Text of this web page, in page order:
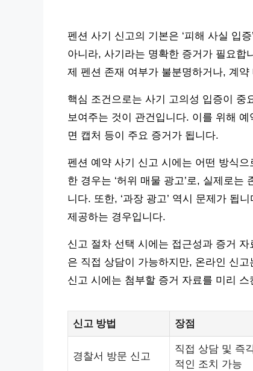
펜션 사기 신고의 기본은 ‘피해 사실 입
아니라, 사기라는 명확한 증거가 필요합
제 펜션 존재 여부가 불분명하거나, 계
핵심 조건으로는 사기 고의성 입증이 중
보여주는 것이 관건입니다. 이를 위해
면 캡처 등이 주요 증거가 됩니다.
펜션 예약 사기 신고 시에는 어떤 방식
한 경우는 ‘허위 매물 광고’로, 실제로
니다. 또한, ‘과장 광고’ 역시 문제가 됩
제공하는 경우입니다.
신고 절차 선택 시에는 접근성과 증거
은 직접 상담이 가능하지만, 온라인 신
신고 시에는 첨부할 증거 자료를 미리
신고 방법 장점
경찰서 방문 신고
직접 상담 및 즉
적인 조치 가능